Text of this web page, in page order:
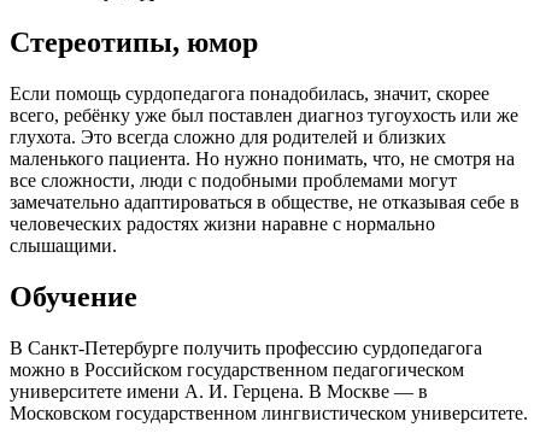
Стереотипы, юмор
Если помощь сурдопедагога понадобилась, значит, скорее
всего, ребёнку уже был поставлен диагноз тугоухость или же
глухота. Это всегда сложно для родителей и близких
маленького пациента. Но нужно понимать, что, не смотря на
все сложности, люди с подобными проблемами могут
замечательно адаптироваться в обществе, не отказывая себе в
человеческих радостях жизни наравне с нормально
слышащими.
Обучение
В Санкт-Петербурге получить профессию сурдопедагога
можно в Российском государственном педагогическом
университете имени А. И. Герцена. В Москве — в
Московском государственном лингвистическом университете.